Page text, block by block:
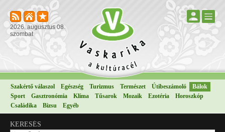
2026. augusztus 08.
szombat
Szakértő válaszol Egészség Turizmus Természet Útibeszámoló
Bálok
Sport
Gasztronómia Klíma Tűsarok Mozaik Ezotéria
Horoszkóp
Családika
Bizsu Egyéb
KERESÉS